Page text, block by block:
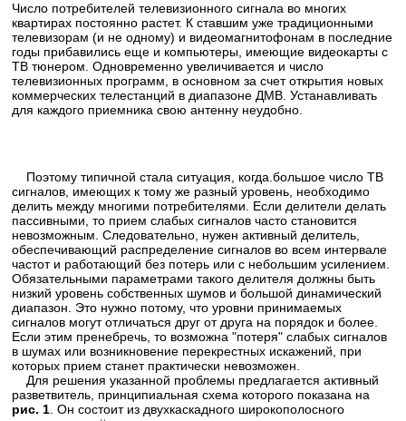
Число потребителей телевизионного сигнала во многих
квартирах постоянно растет. К ставшим уже традиционными
телевизорам (и не одному) и видеомагнитофонам в последние
годы прибавились еще и компьютеры, имеющие видеокарты с
ТВ тюнером. Одновременно увеличивается и число
телевизионных программ, в основном за счет открытия новых
коммерческих телестанций в диапазоне ДМВ. Устанавливать
для каждого приемника свою антенну неудобно.
Поэтому типичной стала ситуация, когда.большое число ТВ
сигналов, имеющих к тому же разный уровень, необходимо
делить между многими потребителями. Если делители делать
пассивными, то прием слабых сигналов часто становится
невозможным. Следовательно, нужен активный делитель,
обеспечивающий распределение сигналов во всем интервале
частот и работающий без потерь или с небольшим усилением.
Обязательными параметрами такого делителя должны быть
низкий уровень собственных шумов и большой динамический
диапазон. Это нужно потому, что уровни принимаемых
сигналов могут отличаться друг от друга на порядок и более.
Если этим пренебречь, то возможна "потеря" слабых сигналов
в шумах или возникновение перекрестных искажений, при
которых прием станет практически невозможен.
Для решения указанной проблемы предлагается активный
разветвитель, принципиальная схема которого показана на
рис. 1 .Он состоит из двухкаскадного широкополосного